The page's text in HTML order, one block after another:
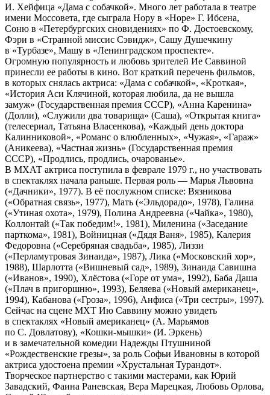
И. Хейфица «Дама с собачкой». Много лет работала в театре
имени Моссовета, где сыграла Нору в «Норе» Г. Ибсена,
Соню в «Петербургских сновидениях» по Ф. Достоевскому,
Фэри в «Странной миссис Сэвидж», Сашу Душечкину
в «Турбазе», Машу в «Ленинградском проспекте».
Огромную популярность и любовь зрителей Ие Саввиной
принесли ее работы в кино. Вот краткий перечень фильмов,
в которых снялась актриса: «Дама с собачкой», «Кроткая»,
«История Аси Клячиной, которая любила, да не вышла
замуж» (Государственная премия СССР), «Анна Каренина»
(Долли), «Служили два товарища» (Саша), «Открытая книга»
(телесериал, Татьяна Власенкова), «Каждый день доктора
Калинниковой», «Романс о влюбленных», «Чужая», «Гараж»
(Аникеева), «Частная жизнь» (Государственная премия
СССР), «Продлись, продлись, очарованье».
В МХАТ актриса поступила в феврале 1979 г., но участвовать
в спектаклях начала раньше. Первая роль — Марья Львовна
(«Дачники», 1977). В её послужном списке: Вязникова
(«Обратная связь», 1977), Мать («Эльдорадо», 1978), Галина
(«Утиная охота», 1979), Полина Андреевна («Чайка», 1980),
Коллонтай («Так победим!», 1981), Миленина («Заседание
парткома», 1981), Войницная («Дядя Ваня», 1985), Калерия
Федоровна («Серебряная свадьба», 1985), Лиззи
(«Перламутровая Зинаида», 1987), Лика («Московский хор»,
1988), Шарлотта («Вишневый сад», 1989), Зинаида Савишна
(«Иванов», 1990), Хлёстова («Горе от ума», 1992), Баба Даша
(«Плач в пригоршню», 1993), Беляева («Новый американец»,
1994), Кабанова («Гроза», 1996), Анфиса («Три сестры», 1997).
Сейчас на сцене МХТ Ию Саввину можно увидеть
в спектаклях «Новый американец» (А. Марьямов
по С. Довлатову), «Кошки-мышки» (И. Эркень)
и в замечательной комедии Надежды Птушниной
«Рождественские грезы», за роль Софьи Ивановны в которой
актриса удостоена премии «Хрустальная Турандот».
Творческое партнерство с такими мастерами, как Юрий
Завадский, Фаина Раневская, Вера Марецкая, Любовь Орлова,